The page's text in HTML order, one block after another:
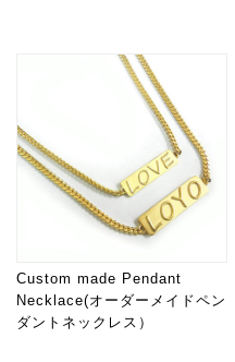
Custom made Pendant
Necklace(オーダーメイドペン
ダントネックレス）